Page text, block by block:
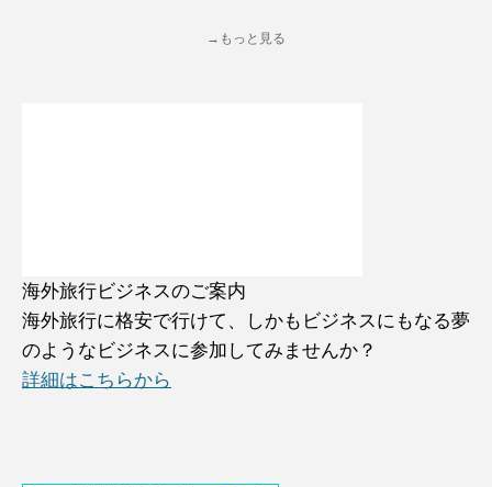
→もっと見る
海外旅行ビジネスのご案内
海外旅行に格安で行けて、しかもビジネスにもなる夢
のようなビジネスに参加してみませんか？
詳細はこちらから